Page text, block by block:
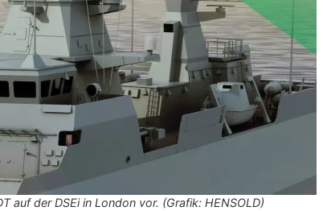
auf der DSEi in London vor. (Grafik: HENSOLD)